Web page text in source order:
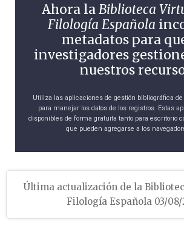
Ahora laBiblioteca
Filología Española
metadatos para
investigadores
nuestros
Utiliza las aplicaciones de gestión bibliográfica de
para manejar los datos de los registros. Estas
disponibles de forma gratuita tanto para escritorio
que pueden agregarse a los
Última actualización de la
Filología Española 03/